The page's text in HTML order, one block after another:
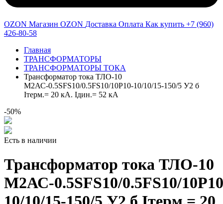
OZON Магазин OZON Доставка Оплата Как купить +7 (960)
426-80-58
Главная
ТРАНСФОРМАТОРЫ
ТРАНСФОРМАТОРЫ ТОКА
Трансформатор тока ТЛО-10
М2АС-0.5SFS10/0.5FS10/10P10-10/10/15-150/5 У2 б
Iтерм.= 20 кА. Iдин.= 52 кА
-50%
Есть в наличии
Трансформатор тока ТЛО-10
М2АС-0.5SFS10/0.5FS10/